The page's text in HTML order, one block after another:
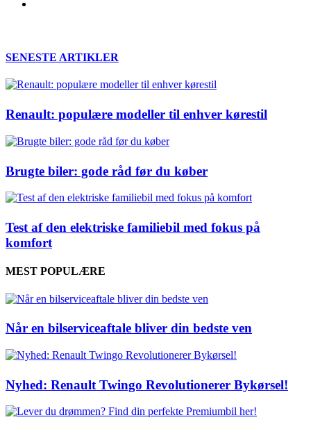
SENESTE ARTIKLER
Renault: populære modeller til enhver kørestil
Brugte biler: gode råd før du køber
Test af den elektriske familiebil med fokus på
komfort
MEST POPULÆRE
Når en bilserviceaftale bliver din bedste ven
Nyhed: Renault Twingo Revolutionerer Bykørsel!